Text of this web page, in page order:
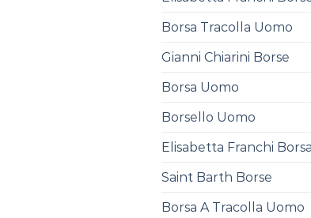
Borsa Tracolla Uomo
Gianni Chiarini Borse
Borsa Uomo
Borsello Uomo
Elisabetta Franchi Borsa
Saint Barth Borse
Borsa A Tracolla Uomo